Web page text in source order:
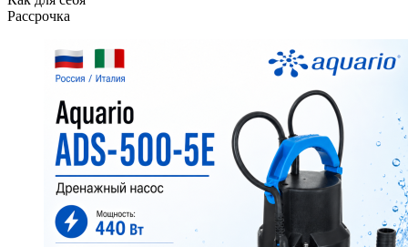
Рассрочка